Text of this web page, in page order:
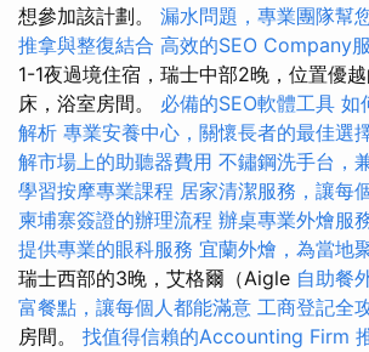
想參加該計劃。 漏水問題，專業團隊幫
推拿與整復結合 高效的SEO Company
1-1夜過境住宿，瑞士中部2晚，位置優
床，浴室房間。 必備的SEO軟體工具 如
解析 專業安養中心，關懷長者的最佳選
解市場上的助聽器費用 不鏽鋼洗手台，
學習按摩專業課程 居家清潔服務，讓每
柬埔寨簽證的辦理流程 辦桌專業外燴服
提供專業的眼科服務 宜蘭外燴，為當地
瑞士西部的3晚，艾格爾（Aigle 自助餐
富餐點，讓每個人都能滿意 工商登記全
房間。 找值得信賴的Accounting Firm